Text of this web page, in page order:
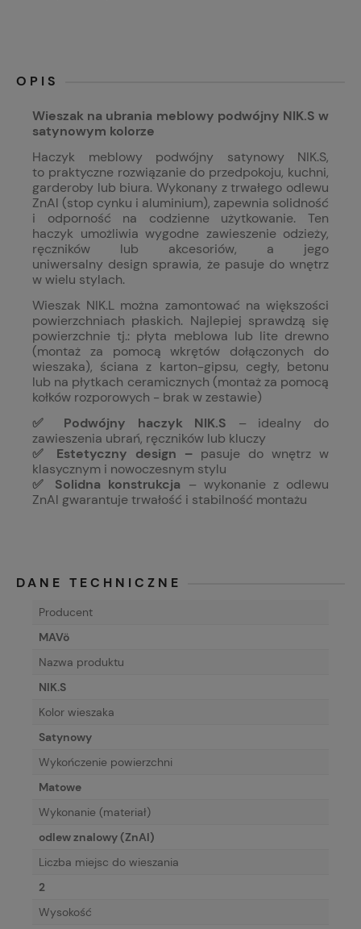
OPIS
Wieszak na ubrania meblowy podwójny NIK.S w
satynowym kolorze
Haczyk meblowy podwójny satynowy NIK.S,
to praktyczne rozwiązanie do przedpokoju, kuchni,
garderoby lub biura. Wykonany z trwałego odlewu
ZnAl (stop cynku i aluminium), zapewnia solidność
i odporność na codzienne użytkowanie. Ten
haczyk umożliwia wygodne zawieszenie odzieży,
ręczników lub akcesoriów, a jego
uniwersalny design sprawia, że pasuje do wnętrz
w wielu stylach.
Wieszak NIK.L można zamontować na większości
powierzchniach płaskich. Najlepiej sprawdzą się
powierzchnie tj.: płyta meblowa lub lite drewno
(montaż za pomocą wkrętów dołączonych do
wieszaka), ściana z karton-gipsu, cegły, betonu
lub na płytkach ceramicznych (montaż za pomocą
kołków rozporowych - brak w zestawie)
✅ Podwójny haczyk NIK.S – idealny do
zawieszenia ubrań, ręczników lub kluczy
✅ Estetyczny design – pasuje do wnętrz w
klasycznym i nowoczesnym stylu
✅ Solidna konstrukcja – wykonanie z odlewu
ZnAl gwarantuje trwałość i stabilność montażu
DANE TECHNICZNE
Producent
MAVö
Nazwa produktu
NIK.S
Kolor wieszaka
Satynowy
Wykończenie powierzchni
Matowe
Wykonanie (materiał)
odlew znalowy (ZnAl)
Liczba miejsc do wieszania
2
Wysokość